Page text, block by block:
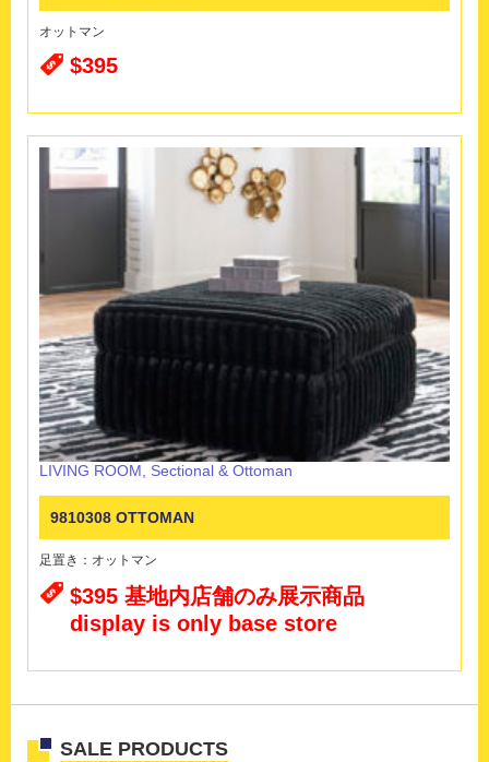
オットマン
$395
LIVING ROOM Sectional & Ottoman
9810308 OTTOMAN
足置き：オットマン
$395 基地内店舗のみ展示商品
display is only base store
SALE PRODUCTS